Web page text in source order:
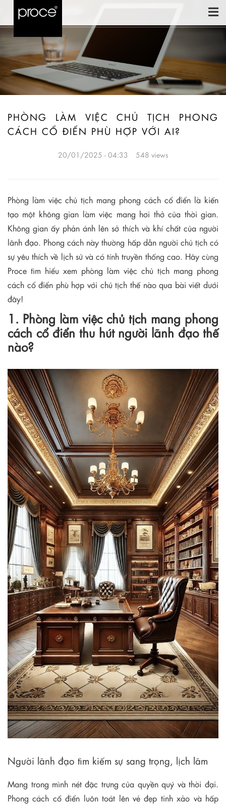
PHÒNG LÀM VIỆC CHỦ TỊCH PHONG
CÁCH CỔ ĐIỂN PHÙ HỢP VỚI AI?
20/01/2025 - 04:33 548 views
Phòng làm việc chủ tịch mang phong cách cổ điển là kiến
tạo một không gian làm việc mang hơi thở của thời gian.
Không gian ấy phản ánh lên sở thích và khí chất của người
lãnh đạo. Phong cách này thường hấp dẫn người chủ tịch có
sự yêu thích về lịch sử và có tính truyền thống cao. Hãy cùng
Proce tìm hiểu xem phòng làm việc chủ tịch mang phong
cách cổ điển phù hợp với chủ tịch thế nào qua bài viết dưới
đây!
1. Phòng làm việc chủ tịch mang phong
cách cổ điển thu hút người lãnh đạo thế
nào?
Người lãnh đạo tìm kiếm sự sang trọng, lịch lãm
Mang trong mình nét đặc trưng của quyền quý và thời đại.
Phong cách cổ điển luôn toát lên vẻ đẹp tinh xảo và hấp